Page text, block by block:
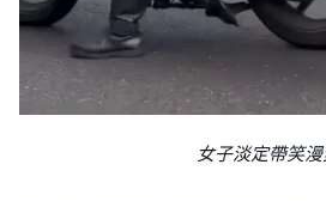
女子淡定帶笑